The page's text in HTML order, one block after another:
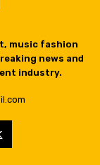
music fashion
news and
industry.